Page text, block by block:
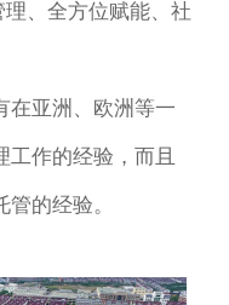
、全方位赋能、社
在亚洲、欧洲等一
作的经验，而且
的经验。